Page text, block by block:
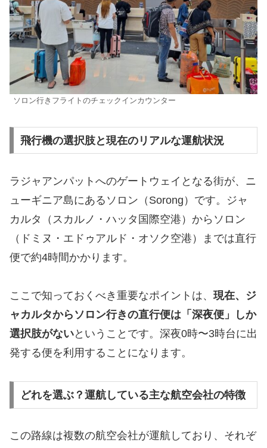
ソロン行きフライトのチェックインカウンター
飛行機の選択肢と現在のリアルな運航状況
ラジャアンパットへのゲートウェイとなる街が、ニ
ューギニア島にあるソロン（Sorong）です。ジャ
カルタ（スカルノ・ハッタ国際空港）からソロン
（ドミヌ・エドゥアルド・オソク空港）までは直行
便で約4時間かかります。
ここで知っておくべき重要なポイントは、 現在、ジ
ャカルタからソロン行きの直行便は「深夜便」しか
選択肢がないということです。深夜0時〜3時台に出
発する便を利用することになります。
どれを選ぶ？運航している主な航空会社の特徴
この路線は複数の航空会社が運航しており、それぞ